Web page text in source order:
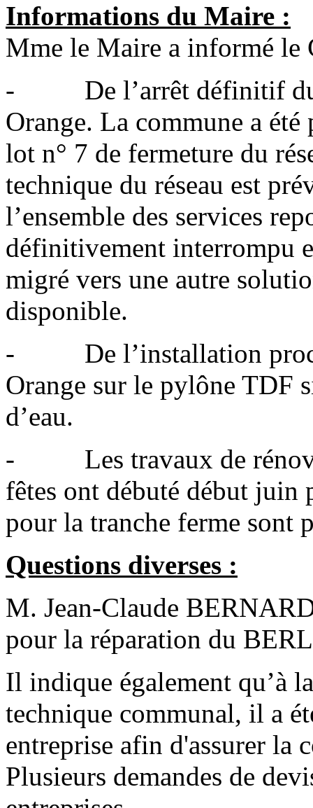
Informations du Maire :
Mme le Maire a informé le
- De l’arrêt définitif du
Orange. La commune a
lot n° 7 de fermeture du
technique du réseau est
l’ensemble des services
définitivement interrompu
migré vers une autre
disponible.
- De l’installation
Orange sur le pylône TDF
d’eau.
- Les travaux de
fêtes ont débuté début juin
pour la tranche ferme sont
Questions diverses :
M. Jean-Claude
pour la réparation du
Il indique également qu’à
technique communal, il a
entreprise afin d'assurer la
Plusieurs demandes de